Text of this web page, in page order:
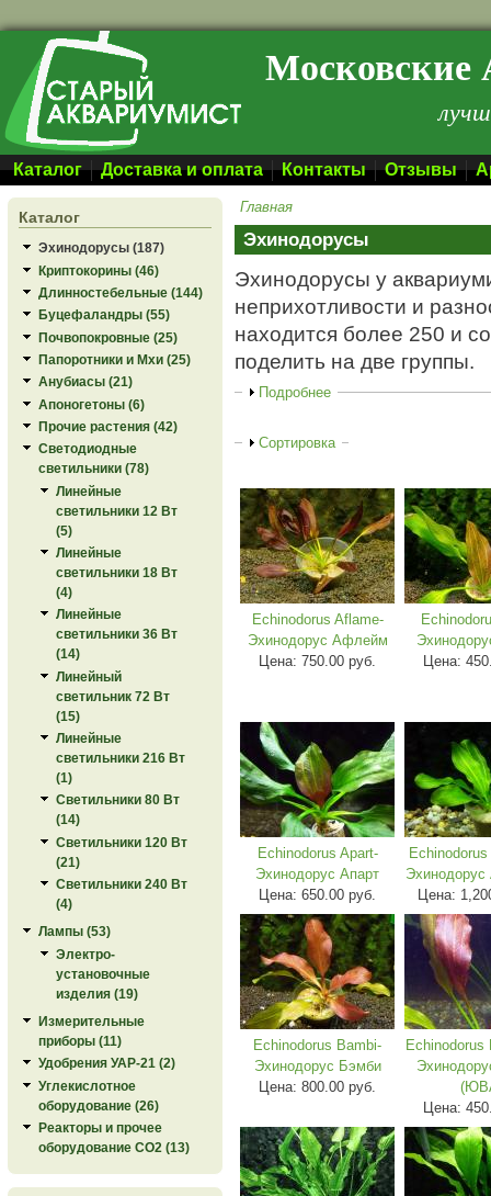
Перейти к основному содержанию Московские
Каталог Доставка и оплата Контакты Отзывы
Каталог
Эхинодорусы (187)
Криптокорины (46)
Длинностебельные (144)
Буцефаландры (55)
Почвопокровные (25)
Папоротники и Мхи (25)
Анубиасы (21)
Апоногетоны (6)
Прочие растения (42)
Светодиодные
светильники (78)
Линейные
светильники 12 Вт
(5)
Линейные
светильники 18 Вт
(4)
Линейные
светильники 36 Вт
(14)
Линейный
светильник 72 Вт
(15)
Линейные
светильники 216 Вт
(1)
Светильники 80 Вт
(14)
Светильники 120 Вт
(21)
Светильники 240 Вт
(4)
Лампы (53)
Электро-
установочные
изделия (19)
Измерительные
приборы (11)
Удобрения УАР-21 (2)
Углекислотное
оборудование (26)
Реакторы и прочее
оборудование СО2 (13)
Главная
Эхинодорусы
Эхинодорусы у
неприхотливости и
находится более 250 и
поделить на две группы.
Показать
Подробнее
Показать
Сортировка
Echinodorus Aflame-
Эхинодорус Афлейм
Цена:750.00 руб.
Цена:
Echinodorus Apart-
Эхинодорус Апарт
Цена:650.00 руб.
Эхинодорус
Цена:
Echinodorus Bambi-
Эхинодорус Бэмби
Цена:800.00 руб.
Echinodorus
Цена: